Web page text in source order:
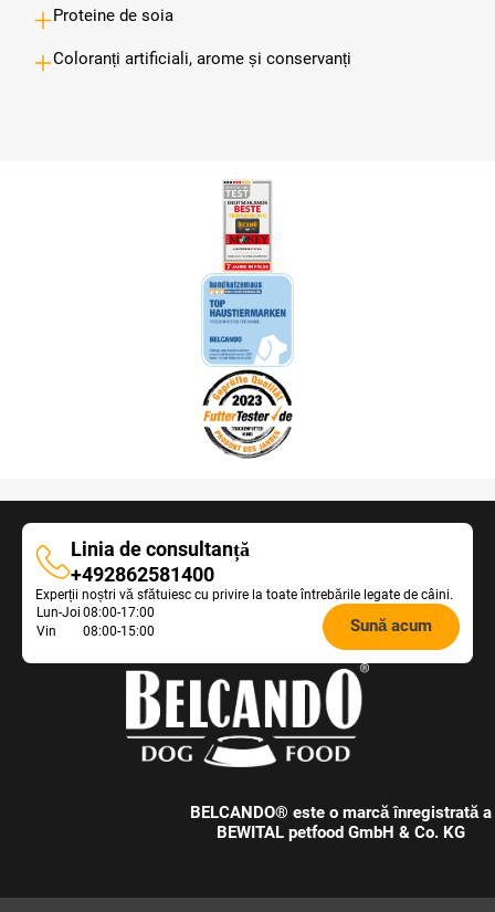
Proteine de soia
Coloranți artificiali, arome și conservanți
Linia de consultanță
Linia
de
consultanță
+492862581400
Experții noștri vă sfătuiesc cu privire la toate întrebările legate de câini.
Opening
Lun-Joi 08:00-17:00
Vin
08:00-15:00 Sună acum
BELCANDO® este o marcă înregistrată a
BEWITAL petfood GmbH & Co. KG